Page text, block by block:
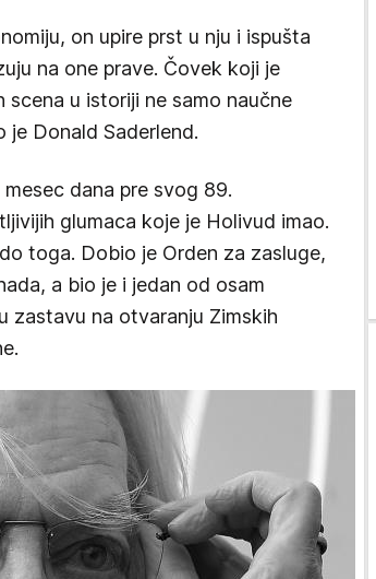
on upire prst u nju i ispušta
na one prave. Čovek koji je
u istoriji ne samo naučne
Donald Saderlend.
dana pre svog 89.
glumaca koje je Holivud imao.
toga. Dobio je Orden za zasluge,
a bio je i jedan od osam
zastavu na otvaranju Zimskih